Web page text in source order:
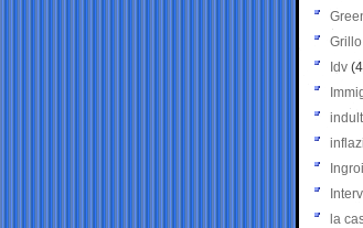
Grillo
Idv
la